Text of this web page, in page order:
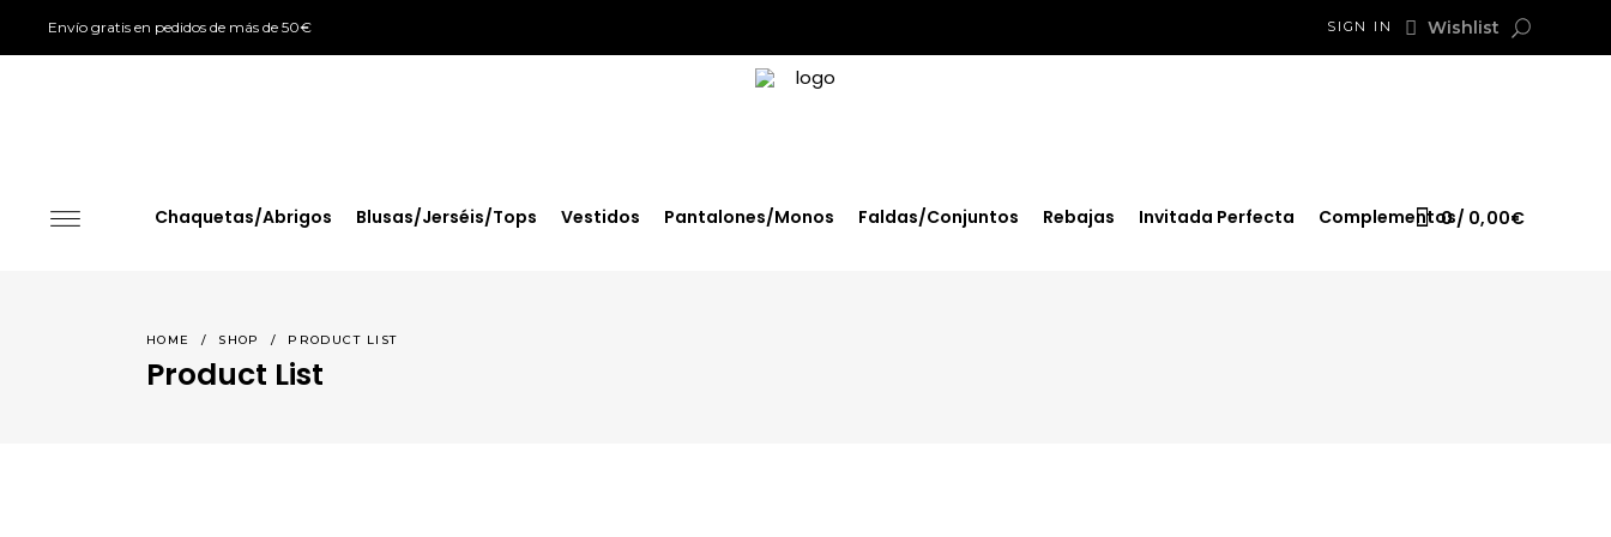
Envío gratis en pedidos de más de 50€ SIGN IN Wishlist
Chaquetas/Abrigos Blusas/Jerséis/Tops Vestidos Pantalones/Monos Faldas/Conjuntos Rebajas Invitada Perfecta Complementos
0 0,00€
HOME / SHOP / PRODUCT LIST
Product List